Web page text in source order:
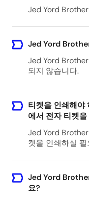
Jed Yord
Jed Yord
Jed Yord
되지 않습니다.
티켓을 인쇄해
에서 전자 티켓
Jed Yord
켓을 인쇄하실
Jed Yord
요?